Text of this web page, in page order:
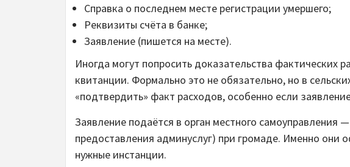
Справка о последнем месте регистрации умершего;
Реквизиты счёта в банке;
Заявление (пишется на месте).
Иногда могут попросить доказательства фактических
квитанции. Формально это не обязательно, но в
«подтвердить» факт расходов, особенно если
Заявление подаётся в орган местного самоуправления
предоставления админуслуг) при громаде. Именно они
нужные инстанции.